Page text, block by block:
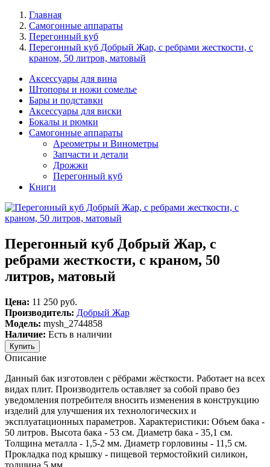
Главная
Самогонные аппараты
Перегонный куб
Перегонный куб Добрый Жар, с ребрами жесткости, с
краном, 50 литров, матовый
Аксессуары для вина
Штопоры и ножи сомелье
Бары и подставки
Аксессуары для виски
Бокалы и рюмки
Самогонные аппараты
Ареометры и Винометры
Запчасти и детали
Дрожжи
Перегонный куб
Книги
Перегонный куб Добрый Жар, с
ребрами жесткости, с краном, 50
литров, матовый
Цена: 11 250 руб.
Производитель: Добрый Жар
Модель: mysh_2744858
Наличие: Есть в наличии
Описание
Данный бак изготовлен с рёбрами жёсткости. Работает на всех
видах плит. Производитель оставляет за собой право без
уведомления потребителя вносить изменения в конструкцию
изделий для улучшения их технологических и
эксплуатационных параметров. Характеристики: Объем бака -
50 литров. Высота бака - 53 см. Диаметр бака - 35,1 см.
Толщина металла - 1,5-2 мм. Диаметр горловины - 11,5 см.
Прокладка под крышку - пищевой термостойкий силикон,
толщина 5 мм.